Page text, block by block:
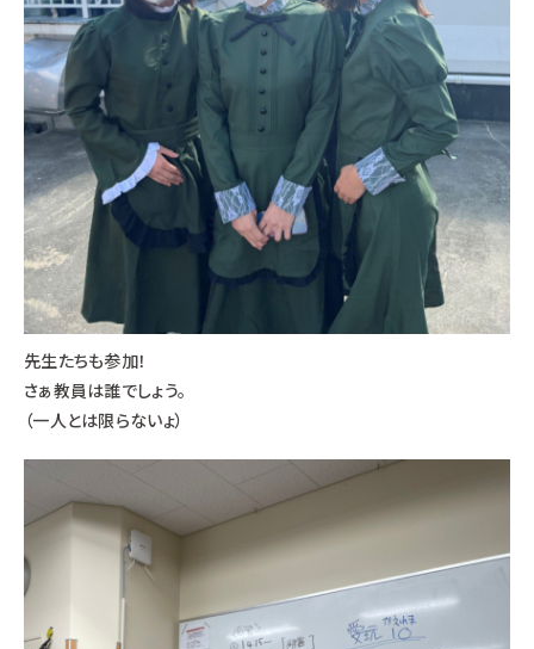
先生たちも参加！
さぁ教員は誰でしょう。
（一人とは限らないょ）